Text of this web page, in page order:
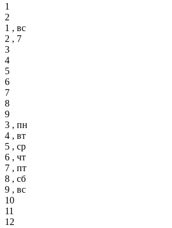
1
2
1 , вс
2 , 7
3
4
5
6
7
8
9
3 , пн
4 , вт
5 , ср
6 , чт
7 , пт
8 , сб
9 , вс
10
11
12